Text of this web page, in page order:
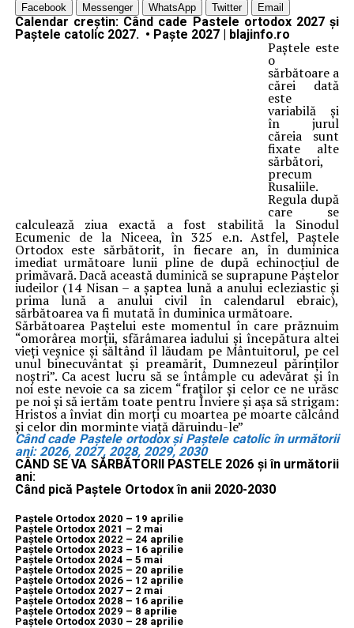
Facebook Messenger WhatsApp Twitter Email
Calendar creștin: Când cade Pastele ortodox 2027 și
Paștele catolic 2027. • Paște 2027| blajinfo.ro
Paştele este
o
sărbătoare a
cărei dată
este
variabilă şi
în jurul
căreia sunt
fixate alte
sărbători,
precum
Rusaliile.
Regula după
care se
calculează ziua exactă a fost stabilită la Sinodul
Ecumenic de la Niceea, în 325 e.n. Astfel, Paştele
Ortodox este sărbătorit, în fiecare an, în duminica
imediat următoare lunii pline de după echinocţiul de
primăvară. Dacă această duminică se suprapune Paştelor
iudeilor (14 Nisan – a şaptea lună a anului ecleziastic şi
prima lună a anului civil în calendarul ebraic),
sărbătoarea va fi mutată în duminica următoare.
Sărbătoarea Paştelui este momentul în care prăznuim
“omorârea morţii, sfărâmarea iadului şi începătura altei
vieţi veşnice şi săltând îl lăudam pe Mântuitorul, pe cel
unul binecuvântat şi preamărit, Dumnezeul părinţilor
noştri”. Ca acest lucru să se întâmple cu adevărat şi în
noi este nevoie ca sa zicem “fraţilor şi celor ce ne urăsc
pe noi şi să iertăm toate pentru Înviere şi aşa să strigam:
Hristos a înviat din morţi cu moartea pe moarte călcând
şi celor din morminte viaţă dăruindu-le”
Când cade Paștele ortodox și Paștele catolic în următorii
ani: 2026, 2027, 2028, 2029, 2030
CÂND SE VA SĂRBĂTORII PASTELE 2026 și în următorii
ani:
Când pică Paştele Ortodox în anii 2020-2030
Paștele Ortodox 2020 – 19 aprilie
Paștele Ortodox 2021 – 2 mai
Paștele Ortodox 2022 – 24 aprilie
Paștele Ortodox 2023 – 16 aprilie
Paștele Ortodox 2024 – 5 mai
Paștele Ortodox 2025 – 20 aprilie
Paștele Ortodox 2026 – 12 aprilie
Paștele Ortodox 2027 – 2 mai
Paștele Ortodox 2028 – 16 aprilie
Paștele Ortodox 2029 – 8 aprilie
Paștele Ortodox 2030 – 28 aprilie